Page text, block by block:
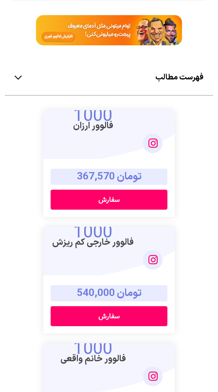
فهرست مطالب
1000
فالوور ارزان
تومان 367,570
سفارش
1000
فالوور خارجی کم ریزش
تومان 540,000
سفارش
1000
فالوور خانم واقعی